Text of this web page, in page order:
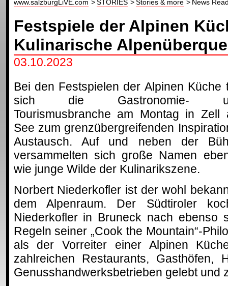
www.salzburgLiVE.com STORIES Stories & more News
Festspiele der Alpinen
Kulinarische
03.10.2023
Bei den Festspielen der Alpinen Küche
sich die Gastronomie-
Tourismusbranche am Montag in Zell
See zum grenzübergreifenden
Austausch. Auf und neben der
versammelten sich große Namen
wie junge Wilde der Kulinarikszene.
Norbert Niederkofler ist der wohl
dem Alpenraum. Der Südtiroler
Niederkofler in Bruneck nach ebenso
Regeln seiner „Cook the Mountain“-
als der Vorreiter einer Alpinen
zahlreichen Restaurants, Gasthöfen,
Genusshandwerksbetrieben gelebt und